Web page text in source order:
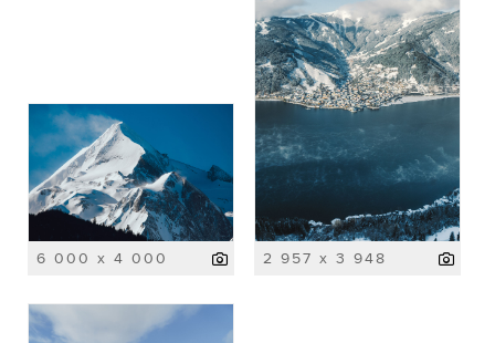
6 000 x 4 000 2 957 x 3 948